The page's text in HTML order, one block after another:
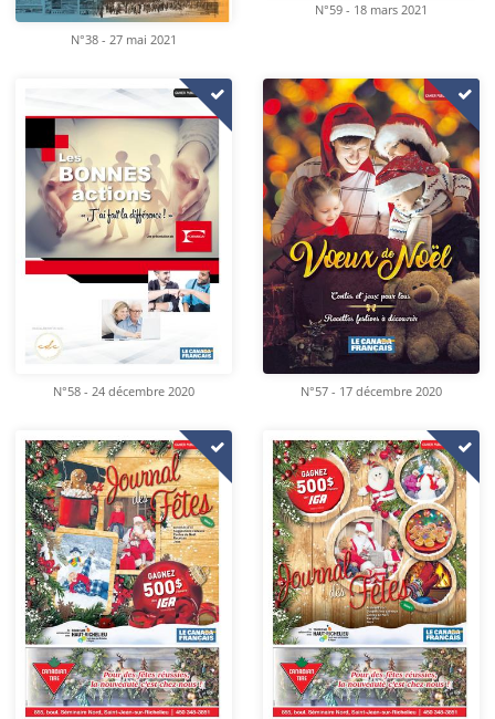
N°38 - 27 mai 2021
N°59 - 18 mars 2021
N°58 - 24 décembre 2020 N°57 - 17 décembre 2020